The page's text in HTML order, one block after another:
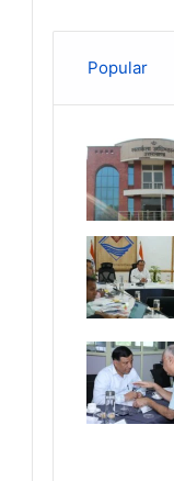
Popular